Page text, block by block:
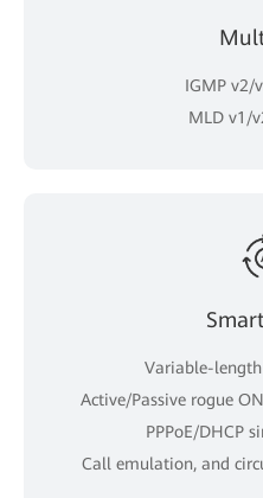
IGMP v2/
MLD v1/
Variable-length
Active/Passive rogue
PPPoE/DHCP
Call emulation, and